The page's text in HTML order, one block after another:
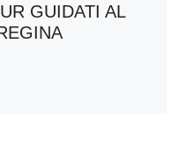
GUIDATI AL